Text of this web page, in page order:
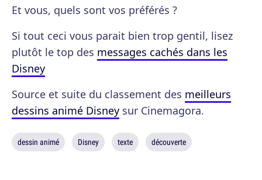
Et vous, quels sont vos préférés ?
Si tout ceci vous parait bien trop gentil, lisez
plutôt le top des messages cachés dans les
Disney
Source et suite du classement des meilleurs
dessins animé Disney sur Cinemagora.
dessin animé Disney texte découverte